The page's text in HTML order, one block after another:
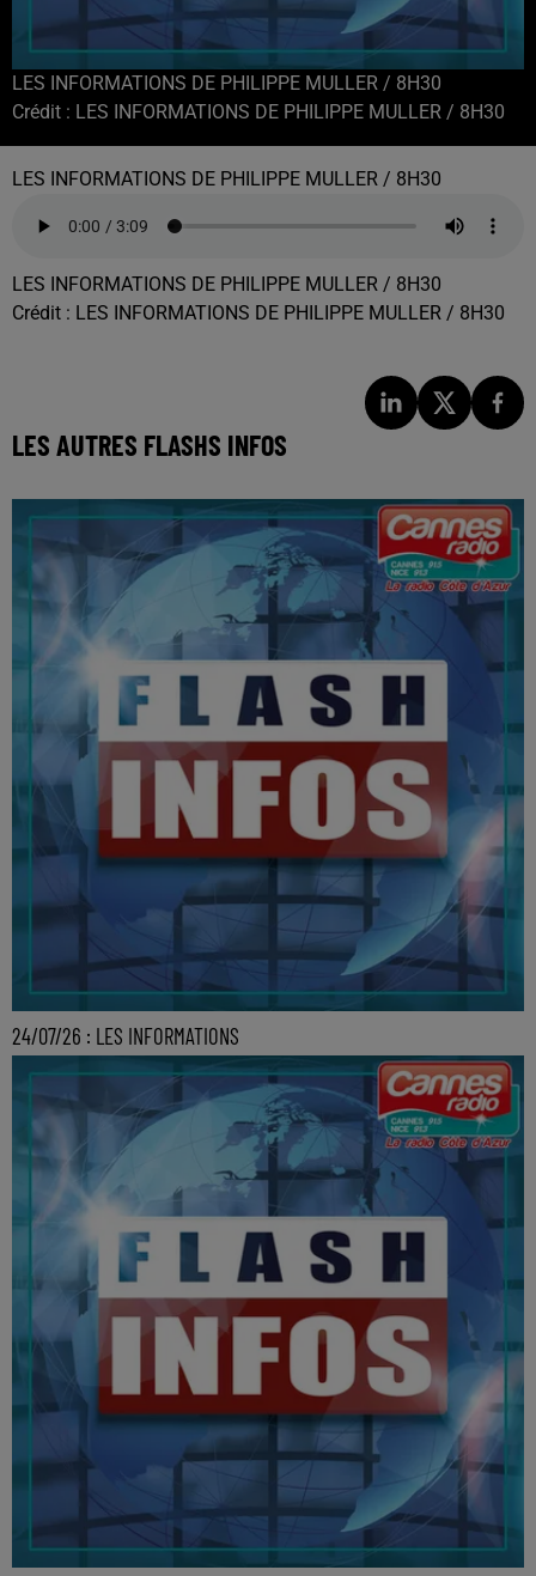
LES INFORMATIONS DE PHILIPPE MULLER / 8H30
Crédit : LES INFORMATIONS DE PHILIPPE MULLER / 8H30
LES INFORMATIONS DE PHILIPPE MULLER / 8H30
LES INFORMATIONS DE PHILIPPE MULLER / 8H30
Crédit : LES INFORMATIONS DE PHILIPPE MULLER / 8H30
LES AUTRES FLASHS INFOS
24/07/26 : LES INFORMATIONS